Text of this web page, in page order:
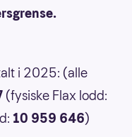
i 2025: (alle
(fysiske Flax lodd:
10 959 646)